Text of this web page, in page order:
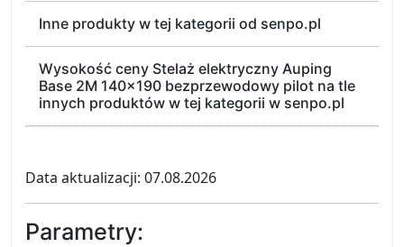
Inne produkty w tej kategorii od senpo.pl
Wysokość ceny Stelaż elektryczny Auping
Base 2M 140x190 bezprzewodowy pilot na tle
innych produktów w tej kategorii w senpo.pl
Data aktualizacji: 07.08.2026
Parametry: